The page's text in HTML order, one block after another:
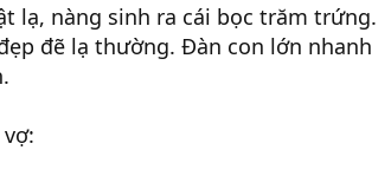
lạ, nàng sinh ra cái bọc trăm trứng.
đẽ lạ thường. Đàn con lớn nhanh